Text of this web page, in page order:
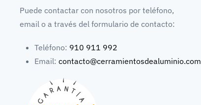
Puede contactar con nosotros por teléfono,
email o a través del formulario de contacto:
Teléfono: 910 911 992
Email: contacto@cerramientosdealuminio.com